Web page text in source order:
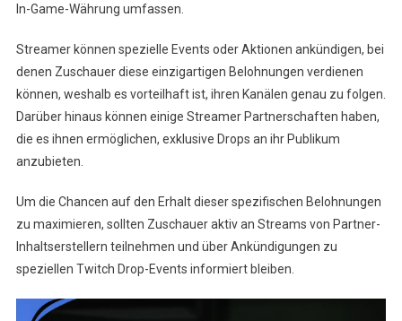
In-Game-Währung umfassen.
Streamer können spezielle Events oder Aktionen ankündigen, bei
denen Zuschauer diese einzigartigen Belohnungen verdienen
können, weshalb es vorteilhaft ist, ihren Kanälen genau zu folgen.
Darüber hinaus können einige Streamer Partnerschaften haben,
die es ihnen ermöglichen, exklusive Drops an ihr Publikum
anzubieten.
Um die Chancen auf den Erhalt dieser spezifischen Belohnungen
zu maximieren, sollten Zuschauer aktiv an Streams von Partner-
Inhaltserstellern teilnehmen und über Ankündigungen zu
speziellen Twitch Drop-Events informiert bleiben.